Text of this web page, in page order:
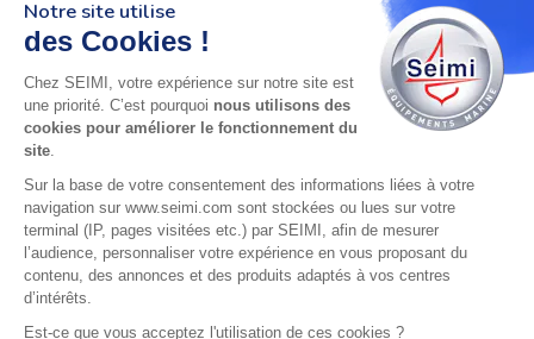
02 98 46 11 02
lundi au vendredi
adresse : 75 Rue Amiral Troude,
29200 Brest FRANCE
SEIMI, UNE ENTREPRISE CERTIFIÉE, ENGAGÉE ET
LABELLISÉE
Notre site utilise
des Cookies !
Chez SEIMI, votre expérience sur notre site est
une priorité. C’est pourquoi nous utilisons des
cookies pour améliorer le fonctionnement du
site.
Sur la base de votre consentement des informations liées à votre
navigation sur www.seimi.com sont stockées ou lues sur votre
terminal (IP, pages visitées etc.) par SEIMI, afin de mesurer
l’audience, personnaliser votre expérience en vous proposant du
contenu, des annonces et des produits adaptés à vos centres
d’intérêts.
Est-ce que vous acceptez l'utilisation de ces cookies ?